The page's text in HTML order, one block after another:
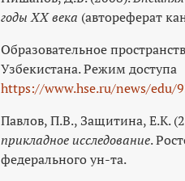
годы XX века (автореферат
Образовательное
Узбекистана. Режим доступа
https://www.hse.ru/news/edu/
Павлов, П.В., Защитина, Е.К.
прикладное исследование.
федерального ун-та.